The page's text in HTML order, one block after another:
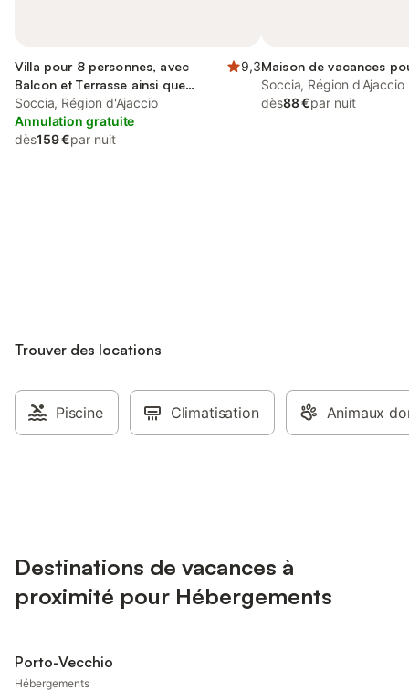
Villa pour 8 personnes, avec
Balcon et Terrasse ainsi que
Jardin et Vue
9,3
Soccia, Région d'Ajaccio
Annulation gratuite
dès159 €par nuit
Maison de vacances
Soccia, Région d'Ajaccio
dès88 €par nuit
Trouver des locations
Piscine Climatisation Animaux
Destinations de vacances à
proximité pour Hébergements
Porto-Vecchio
Hébergements